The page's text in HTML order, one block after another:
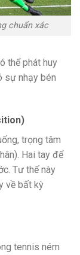
chuẩn xác
thể phát huy
sự nhạy bén
trọng tâm
Hai tay để
Tư thế này
về bất kỳ
tennis ném